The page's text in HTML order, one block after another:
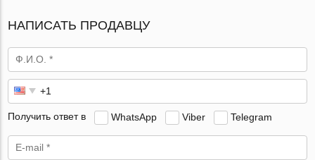
НАПИСАТЬ ПРОДАВЦУ
Получить ответ в WhatsApp Viber Telegram